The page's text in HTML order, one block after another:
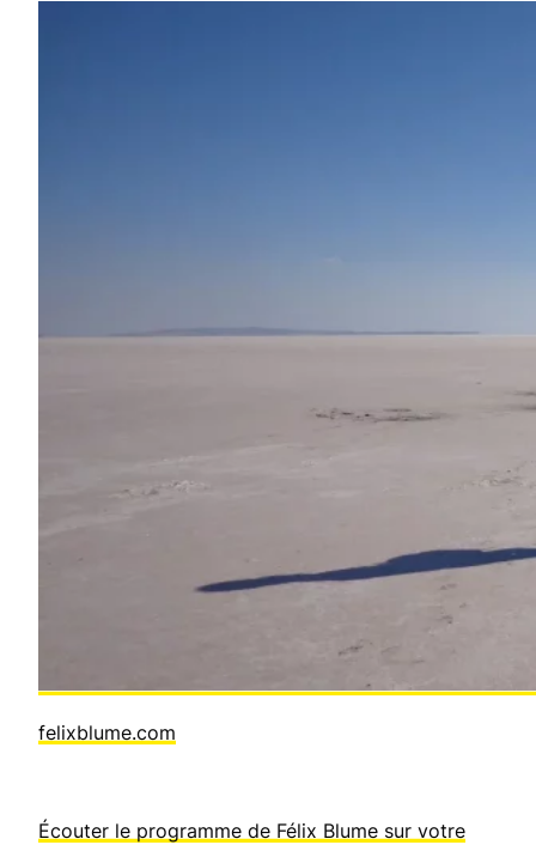
felixblume.com
Écouter le programme de Félix Blume sur votre